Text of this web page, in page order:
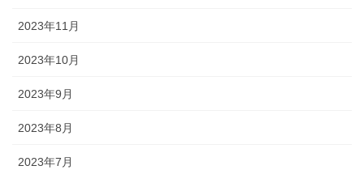
2023年11月
2023年10月
2023年9月
2023年8月
2023年7月